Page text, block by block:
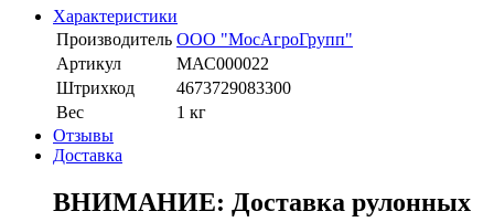
Характеристики
Производитель ООО "МосАгроГрупп"
Артикул
МАС000022
Штрихкод
4673729083300
Вес
1 кг
Отзывы
Доставка
ВНИМАНИЕ: Доставка рулонных